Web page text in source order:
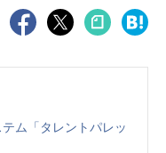
ム「タレントパレッ